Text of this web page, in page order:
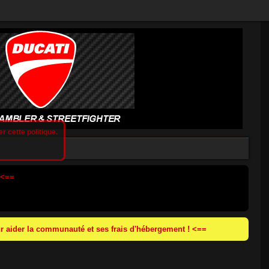
aider la communauté et ses frais d'hébergement ! <==
cette politique.